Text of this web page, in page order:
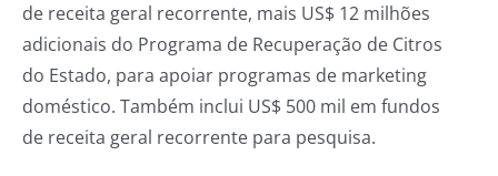
de receita geral recorrente, mais US$ 12 milhões
adicionais do Programa de Recuperação de Citros
do Estado, para apoiar programas de marketing
doméstico. Também inclui US$ 500 mil em fundos
de receita geral recorrente para pesquisa.